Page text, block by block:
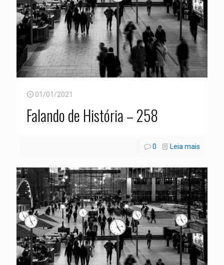
01/01/2021
Falando de História – 258
0 Leia mais